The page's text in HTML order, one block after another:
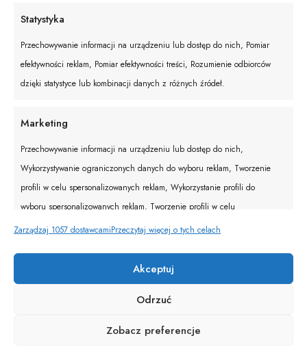
Statystyka
Przechowywanie informacji na urządzeniu lub dostęp do nich, Pomiar
efektywności reklam, Pomiar efektywności treści, Rozumienie odbiorców
dzięki statystyce lub kombinacji danych z różnych źródeł.
Marketing
Przechowywanie informacji na urządzeniu lub dostęp do nich,
Wykorzystywanie ograniczonych danych do wyboru reklam, Tworzenie
profili w celu spersonalizowanych reklam, Wykorzystanie profili do
wyboru spersonalizowanych reklam, Tworzenie profili w celu
personalizacji treści, Wykorzystywanie profili w celu doboru
ograniczonych danych do wyboru treści.
Dopasowanie i łączenie danych z innych źródeł,
Zarządzaj 1057 dostawcamiPrzeczytaj więcej o tych celach
Akceptuj
Odrzuć
Zobacz preferencje